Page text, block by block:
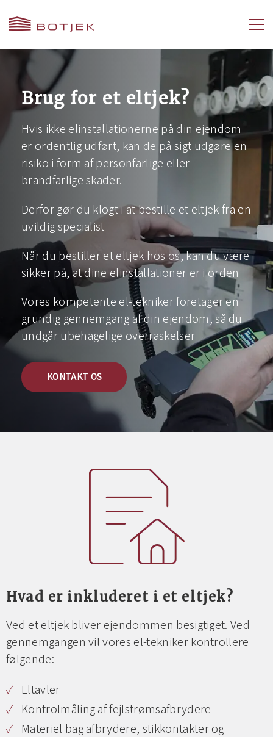
Brug for et eltjek?
Hvis ikke elinstallationerne på din ejendom
er ordentlig udført, kan de på sigt udgøre en
risiko i form af personfarlige eller
brandfarlige skader.
Derfor gør du klogt i at bestille et eltjek fra en
uvildig specialist
Når du bestiller et eltjek hos os, kan du være
sikker på, at dine elinstallationer er i orden
Vores kompetente el-tekniker foretager en
grundig gennemgang af din ejendom, så du
undgår ubehagelige overraskelser
KONTAKT OS
Hvad er inkluderet i et eltjek?
Ved et eltjek bliver ejendommen besigtiget. Ved
gennemgangen vil vores el-tekniker kontrollere
følgende:
Eltavler
Kontrolmåling af fejlstrømsafbrydere
Materiel bag afbrydere, stikkontakter og